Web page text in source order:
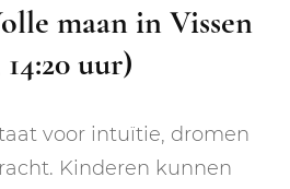
maan in Vissen
uur)
voor intuïtie, dromen
Kinderen kunnen